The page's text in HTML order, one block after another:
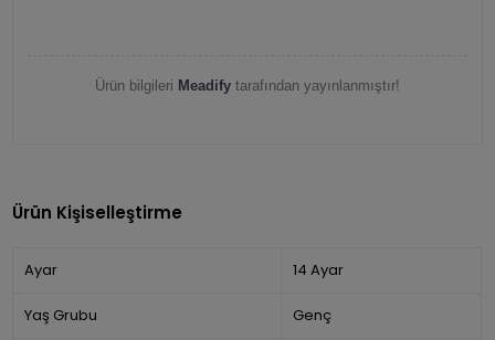
Ürün bilgileri Meadify tarafından yayınlanmıştır!
Ürün Kişiselleştirme
Ayar 14 Ayar
Yaş Grubu Genç